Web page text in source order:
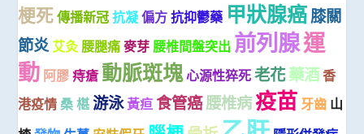
梗死 傳播新冠 抗凝 偏方 抗抑鬱藥 甲狀腺癌膝關
節炎 艾灸 腰腿痛 麥芽 腰椎間盤突出 前列腺運
動 阿膠 痔瘡 動脈斑塊心源性猝死 老花藥酒 香
港疫情 桑 椹 游泳黃疸 食管癌腰椎病疫苗 牙齒 山